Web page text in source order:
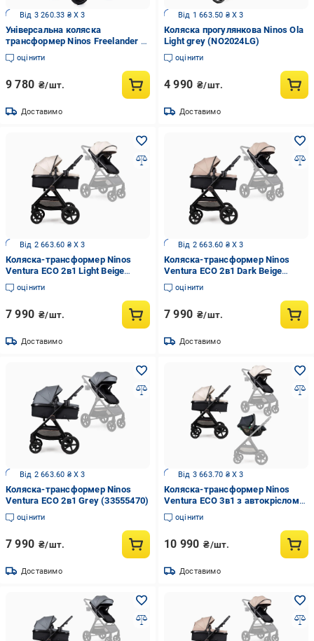
Від 3 260.33 ₴ X 3
Універсальна коляска
трансформер Ninos Freelander 2
в 1 Black
оцінити
9 780 ₴/шт.
Доставимо
Від 1 663.50 ₴ X 3
Коляска прогулянкова Ninos Ola
Light grey (NO2024LG)
оцінити
4 990 ₴/шт.
Доставимо
Від 2 663.60 ₴ X 3
Коляска-трансформер Ninos
Ventura ECO 2в1 Light Beige
(33692563)
оцінити
7 990 ₴/шт.
Доставимо
Від 2 663.60 ₴ X 3
Коляска-трансформер Ninos
Ventura ECO 2в1 Dark Beige
(33692556)
оцінити
7 990 ₴/шт.
Доставимо
Від 2 663.60 ₴ X 3
Коляска-трансформер Ninos
Ventura ECO 2в1 Grey (33555470)
оцінити
7 990 ₴/шт.
Доставимо
Від 3 663.70 ₴ X 3
Коляска-трансформер Ninos
Ventura ECO 3в1 з автокріслом
від 0 міс. Light Beige (33693043)
оцінити
10 990 ₴/шт.
Доставимо